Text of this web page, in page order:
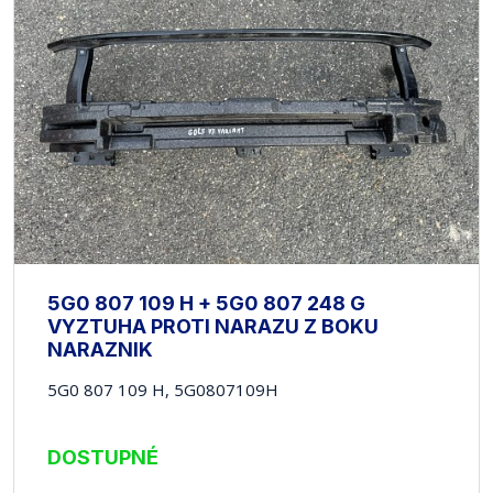
5G0 807 109 H + 5G0 807 248 G
VYZTUHA PROTI NARAZU Z BOKU
NARAZNIK
5G0 807 109 H, 5G0807109H
DOSTUPNÉ